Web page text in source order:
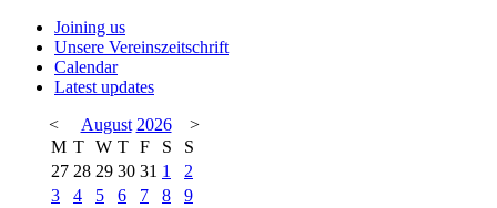
Joining us
Unsere Vereinszeitschrift
Calendar
Latest updates
<
August 2026
>
M T W T F S
S
27 28 29 30 31 1
2
3
4 5 6 7 8
9